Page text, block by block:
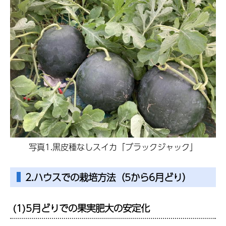
写真1.黒皮種なしスイカ「ブラックジャック」
2.ハウスでの栽培方法（5から6月どり）
(1)5月どりでの果実肥大の安定化